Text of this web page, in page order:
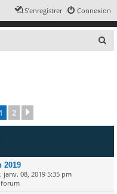
Connexion
S’enregistrer
c
e
1 2
2019
janv. 08, 2019 5:35 pm
forum